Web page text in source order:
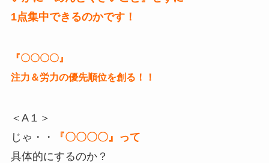
1点集中できるのかです！
『〇〇〇〇』
注力＆労力の優先順位を創る！！
＜A１＞
じゃ・・
『〇〇〇〇』って
具体的にするのか？